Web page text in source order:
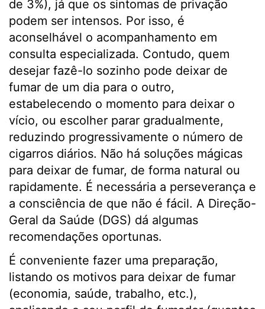
de 3%), já que os sintomas de privação
podem ser intensos. Por isso, é
aconselhável o acompanhamento em
consulta especializada. Contudo, quem
desejar fazê-lo sozinho pode deixar de
fumar de um dia para o outro,
estabelecendo o momento para deixar o
vício, ou escolher parar gradualmente,
reduzindo progressivamente o número de
cigarros diários. Não há soluções mágicas
para deixar de fumar, de forma natural ou
rapidamente. É necessária a perseverança e
a consciência de que não é fácil. A Direção-
Geral da Saúde (DGS) dá algumas
recomendações oportunas.
É conveniente fazer uma preparação,
listando os motivos para deixar de fumar
(economia, saúde, trabalho, etc.),